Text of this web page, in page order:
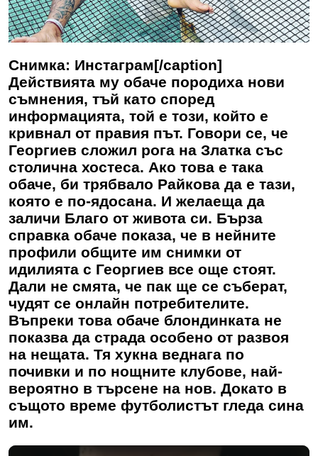
Снимка: Инстаграм[/caption]
Действията му обаче породиха нови
съмнения, тъй като според
информацията, той е този, който е
кривнал от правия път. Говори се, че
Георгиев сложил рога на Златка със
столична хостеса. Ако това е така
обаче, би трябвало Райкова да е тази,
която е по-ядосана. И желаеща да
заличи Благо от живота си. Бърза
справка обаче показа, че в нейните
профили общите им снимки от
идилията с Георгиев все още стоят.
Дали не смята, че пак ще се съберат,
чудят се онлайн потребителите.
Въпреки това обаче блондинката не
показва да страда особено от развоя
на нещата. Тя хукна веднага по
почивки и по нощните клубове, най-
вероятно в търсене на нов. Докато в
същото време футболистът гледа сина
им.